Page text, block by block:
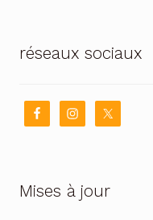
réseaux sociaux
Mises à jour